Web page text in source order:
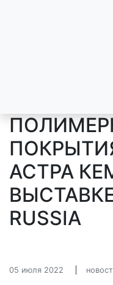
АСТРА
ВЫСТАВКЕ
RUSSIA
05 июля 2022